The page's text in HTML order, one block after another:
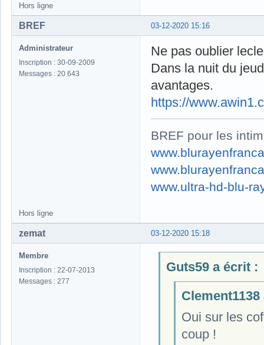
Hors ligne
03-12-2020 15:16
BREF
Administrateur
Inscription : 30-09-2009
Messages : 20 643
Ne pas oublier
Dans la nuit du
avantages.
https://
BREF pour les
www.ultra-hd-blu-
Hors ligne
03-12-2020 15:18
zemat
Membre
Inscription : 22-07-2013
Messages : 277
Guts59 a écrit :
Oui sur les
coup !